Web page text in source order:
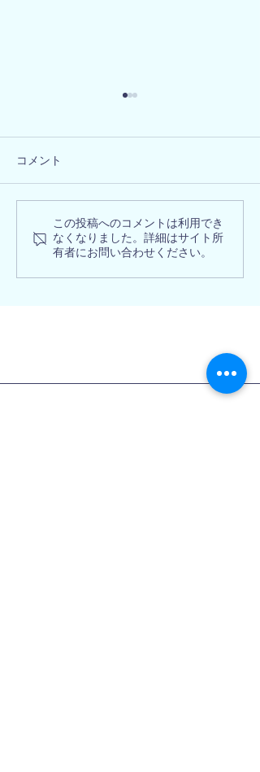
コメント
この投稿へのコメントは利用でき
なくなりました。詳細はサイト所
有者にお問い合わせください。